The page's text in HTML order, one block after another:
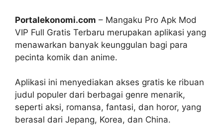
Portalekonomi.com – Mangaku Pro Apk Mod
VIP Full Gratis Terbaru merupakan aplikasi yang
menawarkan banyak keunggulan bagi para
pecinta komik dan anime.
Aplikasi ini menyediakan akses gratis ke ribuan
judul populer dari berbagai genre menarik,
seperti aksi, romansa, fantasi, dan horor, yang
berasal dari Jepang, Korea, dan China.